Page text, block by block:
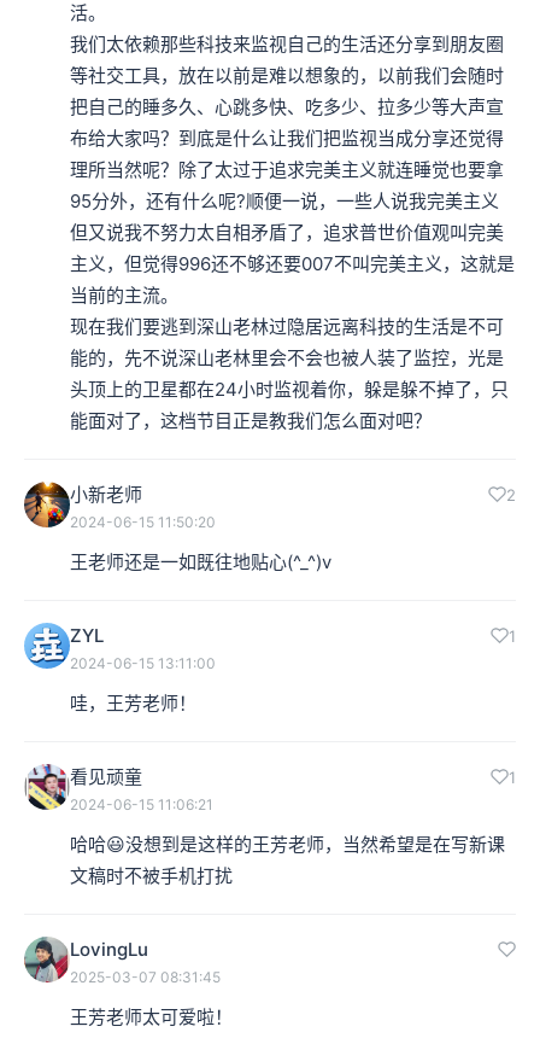
活。
我们太依赖那些科技来监视自己的生活还分享到朋友圈
等社交工具，放在以前是难以想象的，以前我们会随时
把自己的睡多久、心跳多快、吃多少、拉多少等大声宣
布给大家吗？到底是什么让我们把监视当成分享还觉得
理所当然呢？除了太过于追求完美主义就连睡觉也要拿
95分外，还有什么呢?顺便一说，一些人说我完美主义
但又说我不努力太自相矛盾了，追求普世价值观叫完美
主义，但觉得996还不够还要007不叫完美主义，这就是
当前的主流。
现在我们要逃到深山老林过隐居远离科技的生活是不可
能的，先不说深山老林里会不会也被人装了监控，光是
头顶上的卫星都在24小时监视着你，躲是躲不掉了，只
能面对了，这档节目正是教我们怎么面对吧？
小新老师 2
2024-06-15 11:50:20
王老师还是一如既往地贴心(^_^)v
ZYL 1
2024-06-15 13:11:00
哇，王芳老师！
看见顽童 1
2024-06-15 11:06:21
哈哈😃没想到是这样的王芳老师，当然希望是在写新课
文稿时不被手机打扰
LovingLu
2025-03-07 08:31:45
王芳老师太可爱啦！